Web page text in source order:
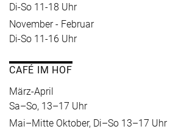
Di-So 11-18 Uhr
November - Februar
Di-So 11-16 Uhr
CAFÉ IM HOF
März-April
Sa–So, 13–17 Uhr
Mai–Mitte Oktober, Di–So 13–17 Uhr